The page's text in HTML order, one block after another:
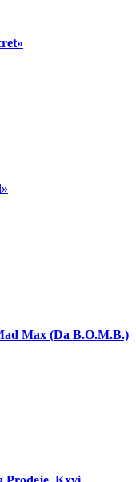
Max (Da B.O.M.B.)